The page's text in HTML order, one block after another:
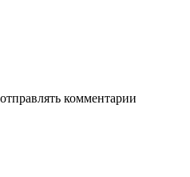
комментарии